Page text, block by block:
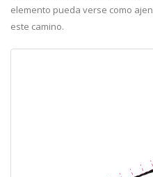
elemento pueda verse como
este camino.